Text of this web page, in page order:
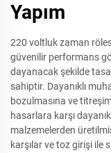
Yapım
220 voltluk zaman
güvenilir performans
dayanacak şekilde
sahiptir. Dayanıklı
bozulmasına ve
hasarlara karşı
malzemelerden
karşılar ve toz girişi ile